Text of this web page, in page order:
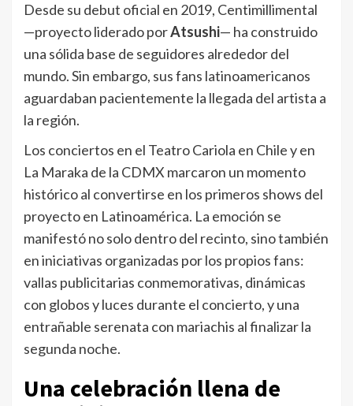
Desde su debut oficial en 2019, Centimillimental
—proyecto liderado porAtsushi— ha construido
una sólida base de seguidores alrededor del
mundo. Sin embargo, sus fans latinoamericanos
aguardaban pacientemente la llegada del artista a
la región.
Los conciertos en el Teatro Cariola en Chile y en
La Maraka de la CDMX marcaron un momento
histórico al convertirse en los primeros shows del
proyecto en Latinoamérica. La emoción se
manifestó no solo dentro del recinto, sino también
en iniciativas organizadas por los propios fans:
vallas publicitarias conmemorativas, dinámicas
con globos y luces durante el concierto, y una
entrañable serenata con mariachis al finalizar la
segunda noche.
Una celebración llena de